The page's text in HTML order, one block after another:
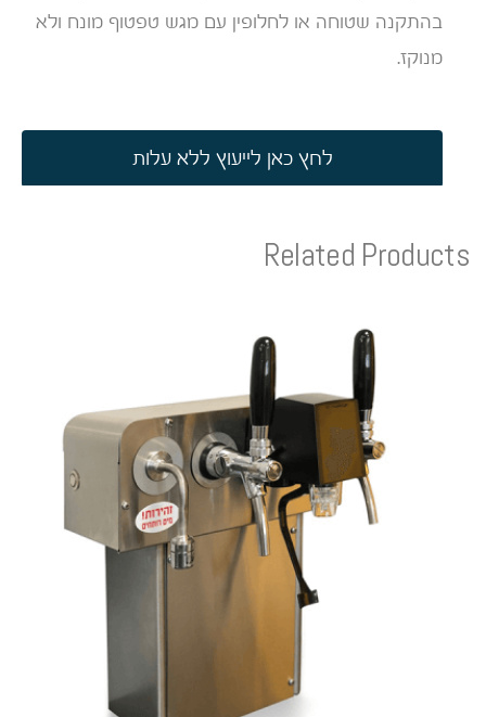
בהתקנה שטוחה או לחלופין עם מגש טפטוף מונח ולא
מנוקז.
לחץ כאן לייעוץ ללא עלות
Related Products